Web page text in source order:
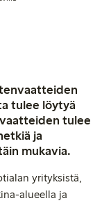
tulee löytyä
tulee
ja
mukavia.
yrityksistä,
alueella ja